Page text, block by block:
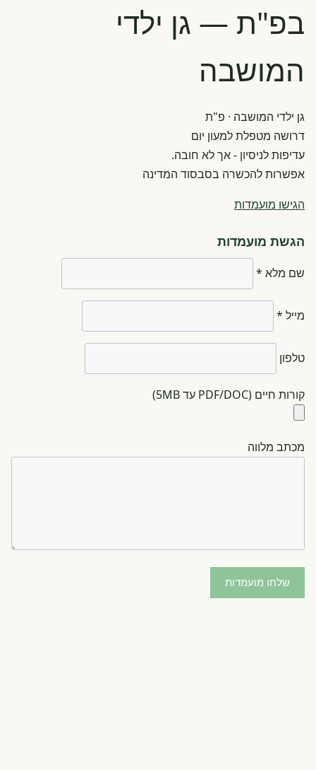
בפ"ת — גן ילדי
המושבה
גן ילדי המושבה · פ"ת
דרושה מטפלת למעון יום
עדיפות לניסיון - אך לא חובה.
אפשרות להכשרה בסבסוד המדינה
הגישו מועמדות
הגשת מועמדות
שם מלא *
מייל *
טלפון
קורות חיים (PDF/DOC עד 5MB)
מכתב מלווה
שלחו מועמדות